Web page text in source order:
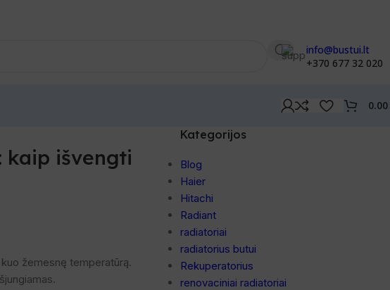
info@bustui.lt
+370 677 32 020
0.00
kaip išvengti
žemesnę temperatūrą.
Kategorijos
Blog
Haier
Hitachi
Radiant
radiatoriai
radiatorius butui
Rekuperatorius
renovaciniai radiatoriai